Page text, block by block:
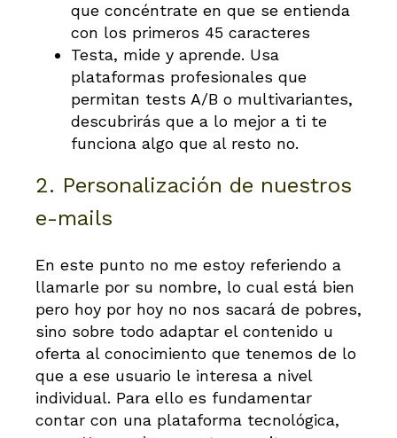
que concéntrate en que se entienda
con los primeros 45 caracteres
Testa, mide y aprende. Usa
plataformas profesionales que
permitan tests A/B o multivariantes,
descubrirás que a lo mejor a ti te
funciona algo que al resto no.
2. Personalización de nuestros
e-mails
En este punto no me estoy referiendo a
llamarle por su nombre, lo cual está bien
pero hoy por hoy no nos sacará de pobres,
sino sobre todo adaptar el contenido u
oferta al conocimiento que tenemos de lo
que a ese usuario le interesa a nivel
individual. Para ello es fundamentar
contar con una plataforma tecnológica,